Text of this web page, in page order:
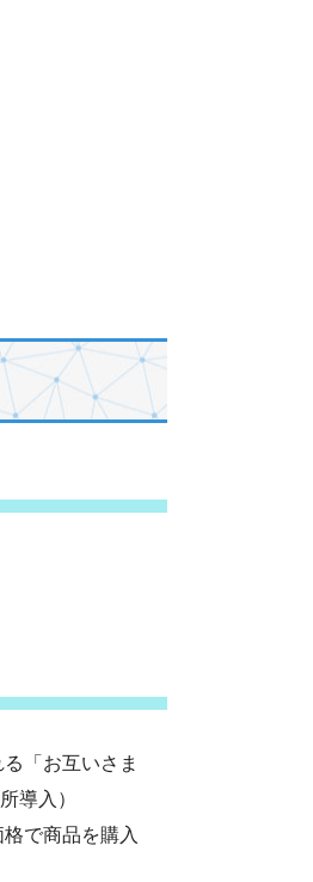
「お互いさま
導入）
で商品を購入